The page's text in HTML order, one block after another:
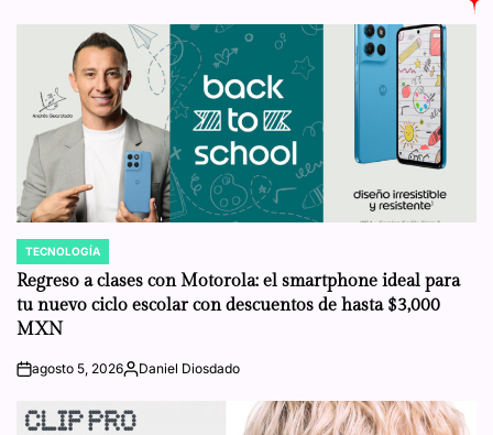
POSTED
IN
TECNOLOGÍA
Regreso a clases con Motorola: el smartphone ideal para
tu nuevo ciclo escolar con descuentos de hasta $3,000
MXN
onagosto 5, 2026Posted
Daniel Diosdado